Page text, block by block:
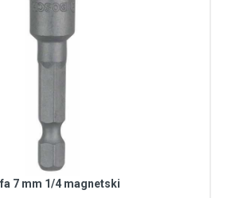
7 mm 1/4 magnetski